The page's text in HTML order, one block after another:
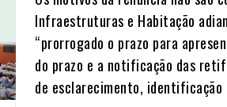
Infraestruturas e Habitação
“prorrogado o prazo para
do prazo e a notificação das
de esclarecimento, identificação